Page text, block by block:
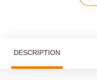
DESCRIPTION